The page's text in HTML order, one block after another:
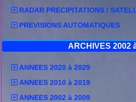
RADAR PRECIPITATIONS /
PREVISIONS AUTOMATIQUES
ARCHIVES 2002
ANNEES 2020 à 2029
ANNEES 2010 à 2019
ANNEES 2002 à 2009